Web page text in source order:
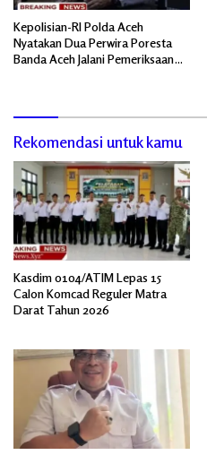
Kepolisian-RI Polda Aceh
Nyatakan Dua Perwira Poresta
Banda Aceh Jalani Pemeriksaan
Rekomendasi untuk kamu
Kasdim 0104/ATIM Lepas 15
Calon Komcad Reguler Matra
Darat Tahun 2026